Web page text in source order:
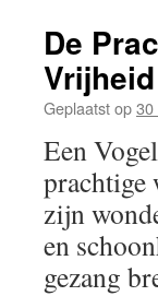
De
Geplaatst op30
Een
prachtige
zijn
en
gezang